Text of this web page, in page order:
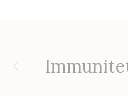
Föregående